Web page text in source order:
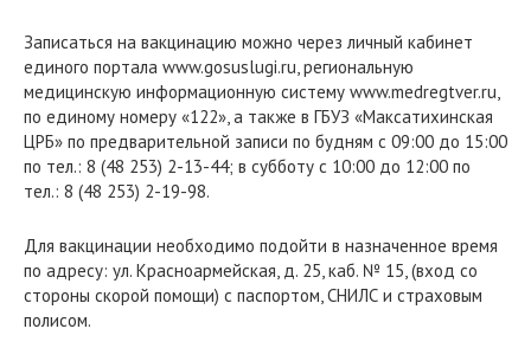
Записаться на вакцинацию можно через личный кабинет
единого портала www.gosuslugi.ru, региональную
медицинскую информационную систему www.medregtver.ru,
по единому номеру «122», а также в ГБУЗ «Максатихинская
ЦРБ» по предварительной записи по будням с 09:00 до 15:00
по тел.: 8 (48 253) 2-13-44; в субботу с 10:00 до 12:00 по
тел.: 8 (48 253) 2-19-98.
Для вакцинации необходимо подойти в назначенное время
по адресу: ул. Красноармейская, д. 25, каб. № 15, (вход со
стороны скорой помощи) с паспортом, СНИЛС и страховым
полисом.